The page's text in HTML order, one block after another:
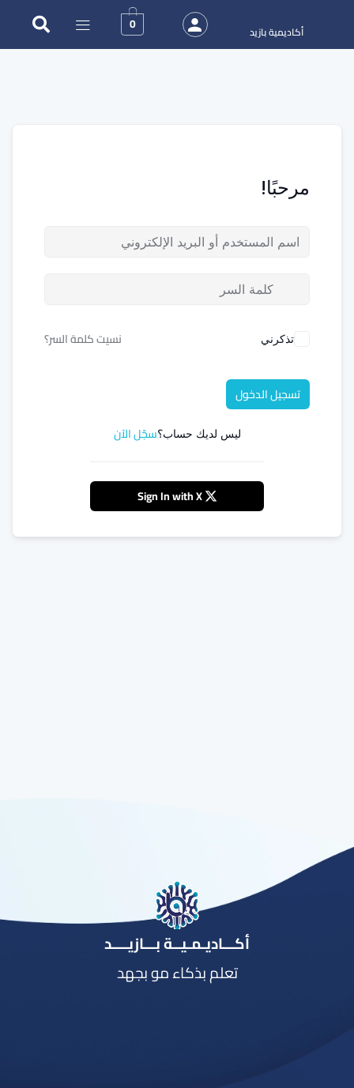
أكاديمية بازيد 0
مرحبًا!
تذكرني نسيت كلمة السر؟
تسجيل الدخول
ليس لديك حساب؟سجّل الآن
Sign In with X
أكـــاديـمـيــة بـــازيــــد
تعلم بذكاء مو بجهد